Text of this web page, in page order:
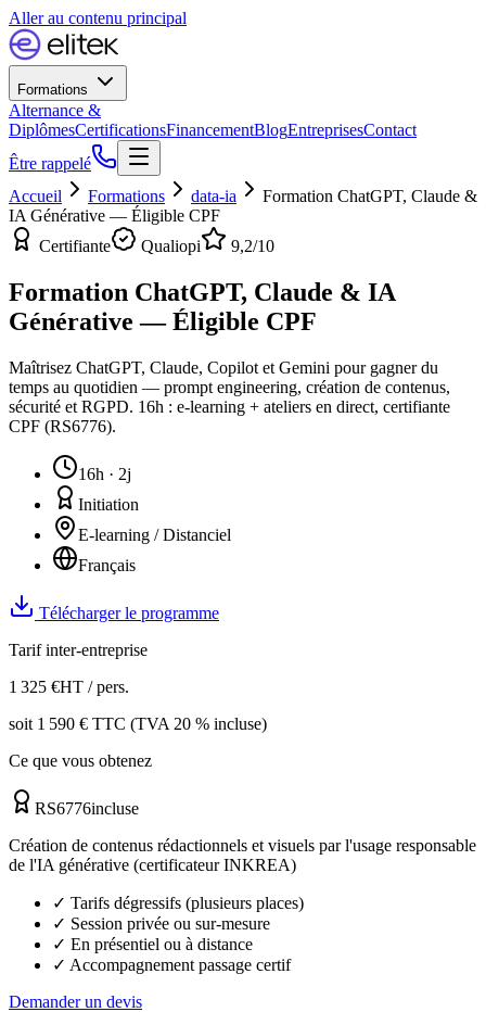
Aller au contenu principal
Formations
Alternance &
DiplômesCertificationsFinancementBlogEntreprisesContact
Être rappelé
Accueil
Formations data-ia
Formation ChatGPT, Claude &
IA Générative — Éligible CPF
Certifiante
Qualiopi 9,2/10
Formation ChatGPT, Claude & IA
Générative — Éligible CPF
Maîtrisez ChatGPT, Claude, Copilot et Gemini pour gagner du
temps au quotidien — prompt engineering, création de contenus,
sécurité et RGPD. 16h : e-learning + ateliers en direct, certifiante
CPF (RS6776).
16h · 2j
Initiation
E-learning / Distanciel
Français
Télécharger le programme
Tarif inter-entreprise
1 325 €HT / pers.
soit 1 590 € TTC (TVA 20 % incluse)
Ce que vous obtenez
RS6776incluse
Création de contenus rédactionnels et visuels par l'usage responsable
de l'IA générative (certificateur INKREA)
✓ Tarifs dégressifs (plusieurs places)
✓ Session privée ou sur-mesure
✓ En présentiel ou à distance
✓ Accompagnement passage certif
Demander un devis